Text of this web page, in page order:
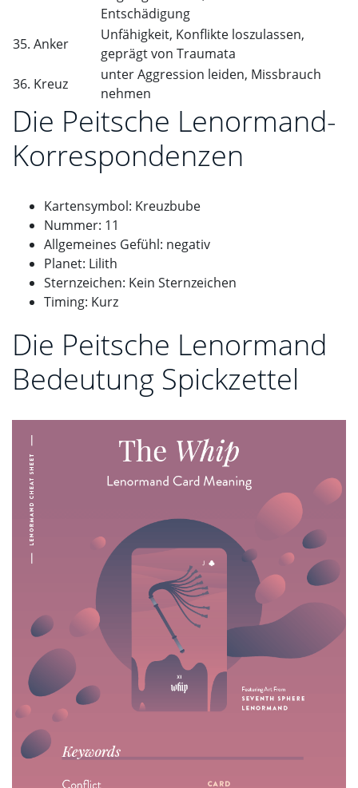
Entschädigung
35. Anker
Unfähigkeit, Konflikte loszulassen,
geprägt von Traumata
36. Kreuz
unter Aggression leiden, Missbrauch
nehmen
Die Peitsche Lenormand-
Korrespondenzen
Kartensymbol: Kreuzbube
Nummer: 11
Allgemeines Gefühl: negativ
Planet: Lilith
Sternzeichen: Kein Sternzeichen
Timing: Kurz
Die Peitsche Lenormand
Bedeutung Spickzettel